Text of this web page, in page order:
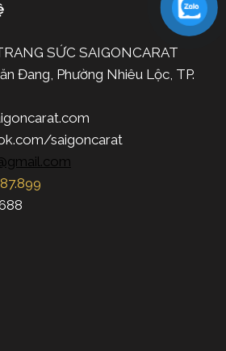
SỨC SAIGONCARAT
Đang, Phường Nhiêu Lộc, TP.
saigoncarat